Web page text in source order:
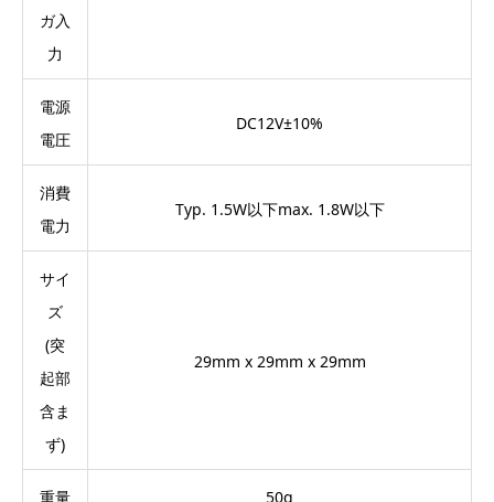
ガ入
力
電源
電圧
DC12V±10%
消費
電力
Typ. 1.5W以下max. 1.8W以下
サイ
ズ
(突
起部
含ま
ず)
29mm x 29mm x 29mm
重量 50g